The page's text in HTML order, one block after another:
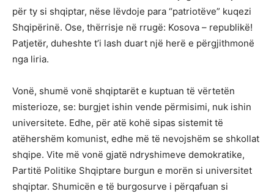
për ty si shqiptar, nëse lëvdoje para “patriotëve” kuqezi
Shqipërinë. Ose, thërrisje në rrugë: Kosova – republikë!
Patjetër, duheshte t’i lash duart një herë e përgjithmonë
nga liria.
Vonë, shumë vonë shqiptarët e kuptuan të vërtetën
misterioze, se: burgjet ishin vende përmisimi, nuk ishin
universitete. Edhe, për atë kohë sipas sistemit të
atëhershëm komunist, edhe më të nevojshëm se shkollat
shqipe. Vite më vonë gjatë ndryshimeve demokratike,
Partitë Politike Shqiptare burgun e morën si universitet
shqiptar. Shumicën e të burgosurve i përqafuan si